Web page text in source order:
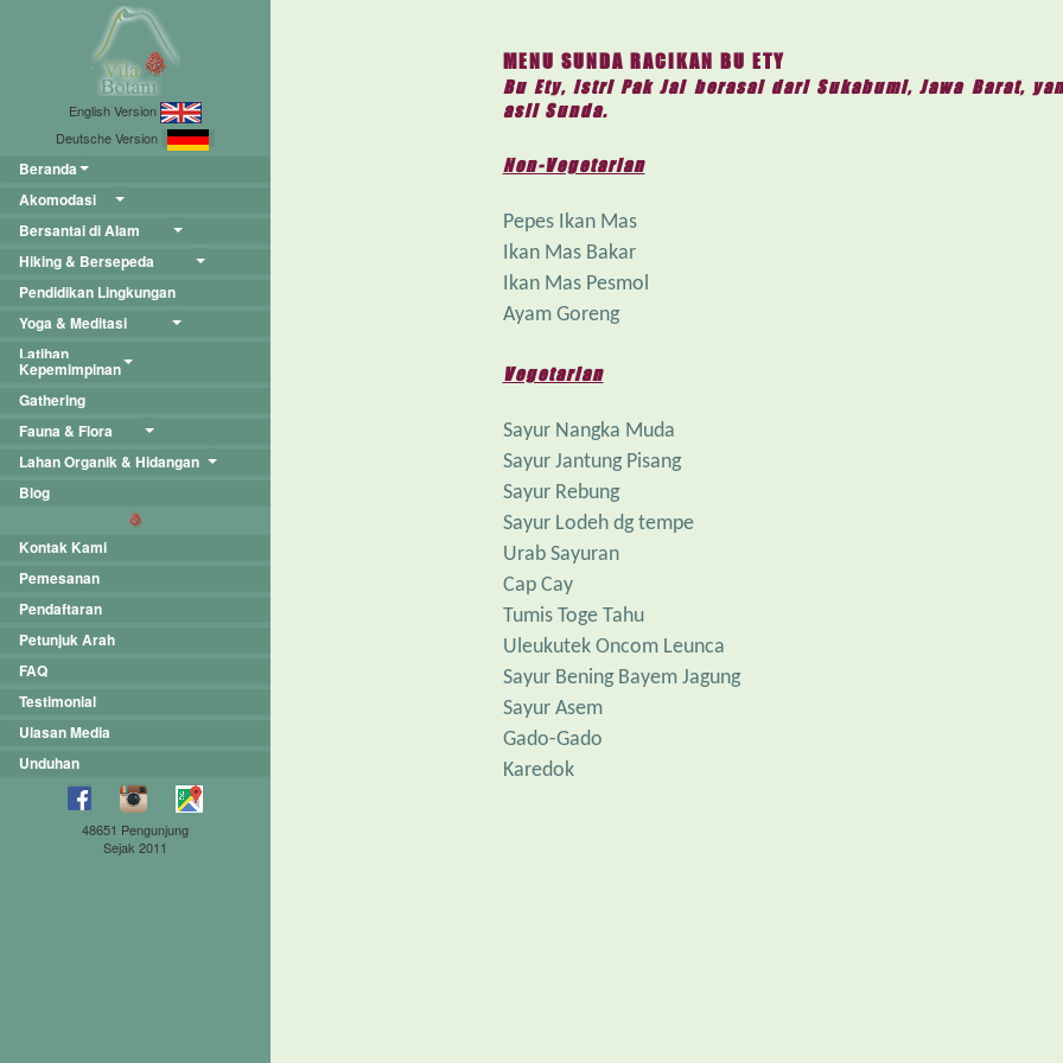
English Version
Deutsche Version
Beranda
Akomodasi
Bersantai di Alam
Hiking & Bersepeda
Pendidikan Lingkungan
Yoga & Meditasi
Latihan
Kepemimpinan
Gathering
Fauna & Flora
Lahan Organik & Hidangan
Blog
Kontak Kami
Pemesanan
Pendaftaran
Petunjuk Arah
FAQ
Testimonial
Ulasan Media
Unduhan
48651 Pengunjung
Sejak 2011
MENU SUNDA RACIKAN BU ETY
Bu Ety, istri Pak Jai berasal dari Sukabumi, Jawa Barat,
asli Sunda.
Non-Vegetarian
Pepes Ikan Mas
Ikan Mas Bakar
Ikan Mas Pesmol
Ayam Goreng
Vegetarian
Sayur Nangka Muda
Sayur Jantung Pisang
Sayur Rebung
Sayur Lodeh dg tempe
Urab Sayuran
Cap Cay
Tumis Toge Tahu
Uleukutek Oncom Leunca
Sayur Bening Bayem Jagung
Sayur Asem
Gado-Gado
Karedok